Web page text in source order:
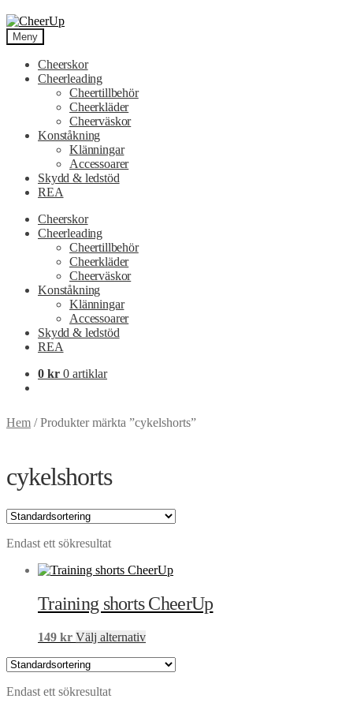
Hoppa
till
navigering
Hoppa
till
innehåll
Meny
Cheerskor
Cheerleading
Cheertillbehör
Cheerkläder
Cheerväskor
Konståkning
Klänningar
Accessoarer
Skydd & ledstöd
REA
Cheerskor
Cheerleading
Cheertillbehör
Cheerkläder
Cheerväskor
Konståkning
Klänningar
Accessoarer
Skydd & ledstöd
REA
0 kr 0 artiklar
Hem /Produkter märkta ”cykelshorts”
cykelshorts
Endast ett sökresultat
Training shorts CheerUp
149 kr Välj alternativDen
produkten
Endast ett sökresultat